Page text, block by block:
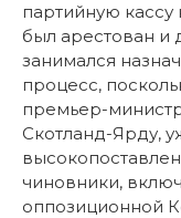
партийную
был арестован и
занимался
процесс,
премьер-
Скотланд-Ярду,
чиновники,
оппозиционной